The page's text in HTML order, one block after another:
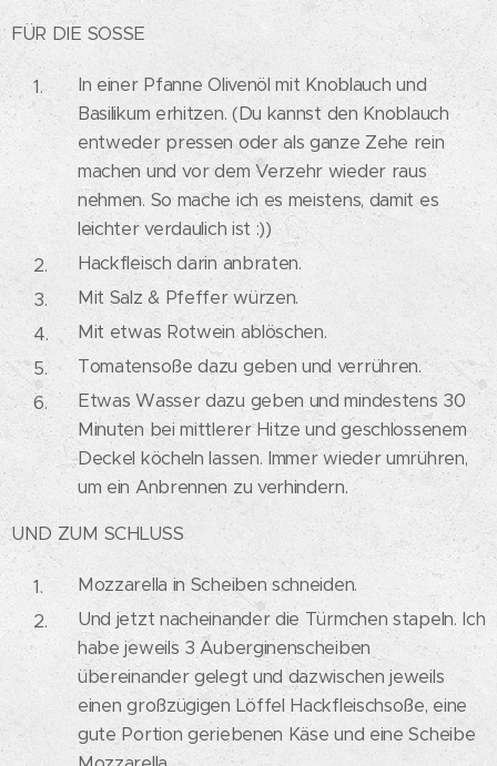
FÜR DIE SOSSE
In einer Pfanne Olivenöl mit Knoblauch und
Basilikum erhitzen. (Du kannst den Knoblauch
entweder pressen oder als ganze Zehe rein
machen und vor dem Verzehr wieder raus
nehmen. So mache ich es meistens, damit es
leichter verdaulich ist :))
Hackfleisch darin anbraten.
Mit Salz & Pfeffer würzen.
Mit etwas Rotwein ablöschen.
Tomatensoße dazu geben und verrühren.
Etwas Wasser dazu geben und mindestens 30
Minuten bei mittlerer Hitze und geschlossenem
Deckel köcheln lassen. Immer wieder umrühren,
um ein Anbrennen zu verhindern.
UND ZUM SCHLUSS
Mozzarella in Scheiben schneiden.
Und jetzt nacheinander die Türmchen stapeln. Ich
habe jeweils 3 Auberginenscheiben
übereinander gelegt und dazwischen jeweils
einen großzügigen Löffel Hackfleischsoße, eine
gute Portion geriebenen Käse und eine Scheibe